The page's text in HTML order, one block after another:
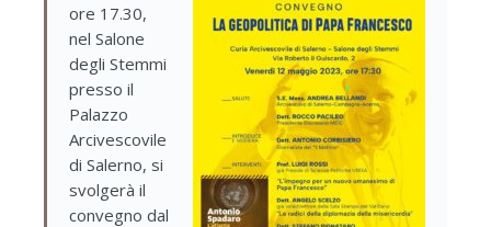
ore 17.30,
nel Salone
degli Stemmi
presso il
Palazzo
Arcivescovile
di Salerno, si
svolgerà il
convegno dal